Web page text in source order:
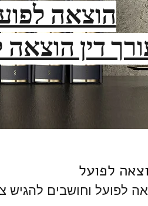
הוצאה
דין
לפועל
לפועל וחושבים להגיש